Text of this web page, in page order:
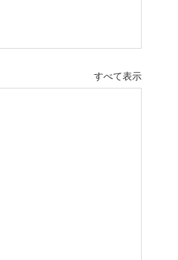
すべて表示